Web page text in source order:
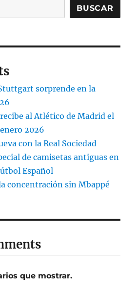
BUSCAR
sorprende en la
al Atlético de Madrid el
2026
con la Real Sociedad
de camisetas antiguas en
Español
concentración sin Mbappé
que mostrar.